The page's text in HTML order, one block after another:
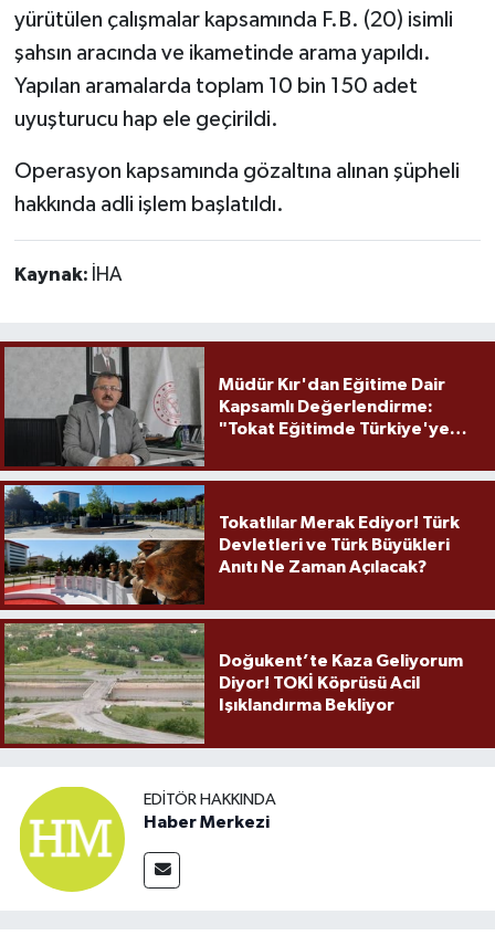
yürütülen çalışmalar kapsamında F.B. (20) isimli
şahsın aracında ve ikametinde arama yapıldı.
Yapılan aramalarda toplam 10 bin 150 adet
uyuşturucu hap ele geçirildi.
Operasyon kapsamında gözaltına alınan şüpheli
hakkında adli işlem başlatıldı.
Kaynak: İHA
Müdür Kır'dan Eğitime Dair
Kapsamlı Değerlendirme:
"Tokat Eğitimde Türkiye'ye
Tokatlılar Merak Ediyor! Türk
Devletleri ve Türk Büyükleri
Anıtı Ne Zaman Açılacak?
Doğukent’te Kaza Geliyorum
Diyor! TOKİ Köprüsü Acil
Işıklandırma Bekliyor
EDITÖR HAKKINDA
Haber Merkezi